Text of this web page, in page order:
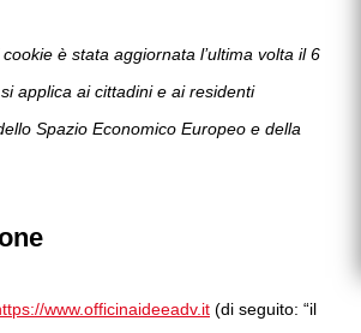
g
o
è stata aggiornata l’ultima volta il 6
applica ai cittadini e ai residenti
Spazio Economico Europeo e della
www.officinaideeadv.it (di seguito: “il